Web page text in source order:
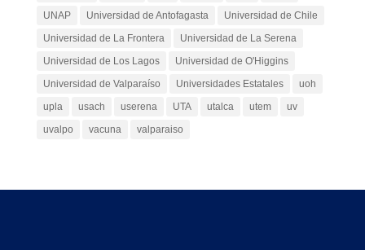
UNAP
Universidad de Antofagasta
Universidad de Chile
Universidad de La Frontera
Universidad de La Serena
Universidad de Los Lagos
Universidad de O'Higgins
Universidad de Valparaíso
Universidades Estatales
uoh
upla
usach userena UTA utalca utem
uv
uvalpo
vacuna valparaiso